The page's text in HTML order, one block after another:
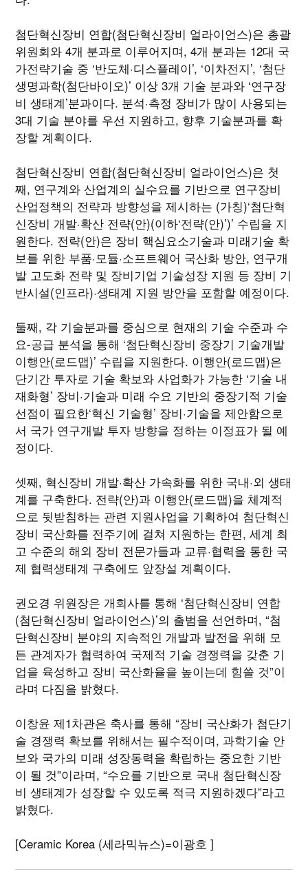
첨단혁신장비 연합(첨단혁신장비 얼라이언스)은 총괄
위원회와 4개 분과로 이루어지며, 4개 분과는 12대 국
가전략기술 중 ‘반도체·디스플레이’, ‘이차전지’, ‘첨단
생명과학(첨단바이오)’ 이상 3개 기술 분과와 ‘연구장
비 생태계’분과이다. 분석·측정 장비가 많이 사용되는
3대 기술 분야를 우선 지원하고, 향후 기술분과를 확
장할 계획이다.
첨단혁신장비 연합(첨단혁신장비 얼라이언스)은 첫
째, 연구계와 산업계의 실수요를 기반으로 연구장비
산업정책의 전략과 방향성을 제시하는 (가칭)‘첨단혁
신장비 개발·확산 전략(안)(이하‘전략(안)’)’ 수립을 지
원한다. 전략(안)은 장비 핵심요소기술과 미래기술 확
보를 위한 부품·모듈·소프트웨어 국산화 방안, 연구개
발 고도화 전략 및 장비기업 기술성장 지원 등 장비 기
반시설(인프라)·생태계 지원 방안을 포함할 예정이다.
둘째, 각 기술분과를 중심으로 현재의 기술 수준과 수
요-공급 분석을 통해 ‘첨단혁신장비 중장기 기술개발
이행안(로드맵)’ 수립을 지원한다. 이행안(로드맵)은
단기간 투자로 기술 확보와 사업화가 가능한 ‘기술 내
재화형’ 장비·기술과 미래 수요 기반의 중장기적 기술
선점이 필요한‘혁신 기술형’ 장비·기술을 제안함으로
서 국가 연구개발 투자 방향을 정하는 이정표가 될 예
정이다.
셋째, 혁신장비 개발·확산 가속화를 위한 국내·외 생태
계를 구축한다. 전략(안)과 이행안(로드맵)을 체계적
으로 뒷받침하는 관련 지원사업을 기획하여 첨단혁신
장비 국산화를 전주기에 걸쳐 지원하는 한편, 세계 최
고 수준의 해외 장비 전문가들과 교류·협력을 통한 국
제 협력생태계 구축에도 앞장설 계획이다.
권오경 위원장은 개회사를 통해 ‘첨단혁신장비 연합
(첨단혁신장비 얼라이언스)’의 출범을 선언하며, “첨
단혁신장비 분야의 지속적인 개발과 발전을 위해 모
든 관계자가 협력하여 국제적 기술 경쟁력을 갖춘 기
업을 육성하고 장비 국산화율을 높이는데 힘쓸 것”이
라며 다짐을 밝혔다.
이창윤 제1차관은 축사를 통해 “장비 국산화가 첨단기
술 경쟁력 확보를 위해서는 필수적이며, 과학기술 안
보와 국가의 미래 성장동력을 확립하는 중요한 기반
이 될 것”이라며, “수요를 기반으로 국내 첨단혁신장
비 생태계가 성장할 수 있도록 적극 지원하겠다”라고
밝혔다.
[Ceramic Korea (세라믹뉴스)=이광호 ]